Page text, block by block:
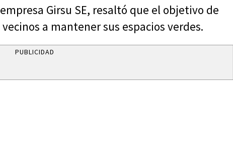
Girsu SE, resaltó que el objetivo de
a mantener sus espacios verdes.
PUBLICIDAD